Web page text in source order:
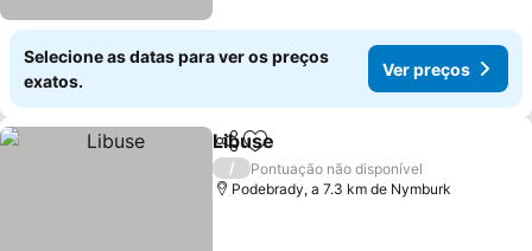
Selecione as datas para ver os preços
exatos.
Ver preços
PartilharAdicionar aos favoritos
Libuse
/
Pontuação não disponível
Podebrady, a 7.3 km de Nymburk